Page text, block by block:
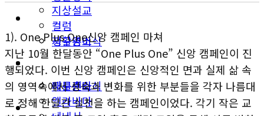
미국뉴스
지구촌소식
동남부
애틀랜타
앨라바마
지상설교
컬럼
생활영어
미국뉴스
지구촌소식
동남부
1). One Plus One신앙 캠페인 마쳐
지난 10월 한달동안 “One Plus One” 신앙 캠페인이 진
행되었다. 이번 신앙 캠페인은 신앙적인 면과 실제 삶 속
의 영역속에서 성숙과 변화를 위한 부분들을 각자 나름대
로 정해 한달간 실천을 하는 캠페인이었다. 각기 작은 교